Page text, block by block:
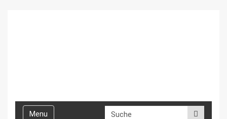
Toggle
Menu